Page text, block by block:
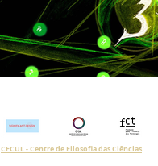
CFCUL - Centre de Filosofia das Ciências